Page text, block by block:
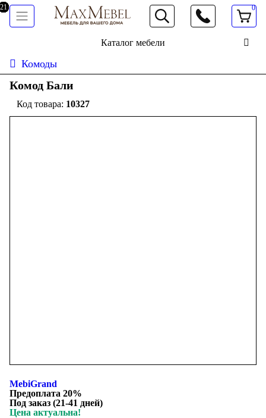
066 472 19 61
0
Каталог мебели
Комоды
Комод Бали
10327
MebiGrand
Предоплата 20%
Под заказ (21-41 дней)
Цена актуальна!